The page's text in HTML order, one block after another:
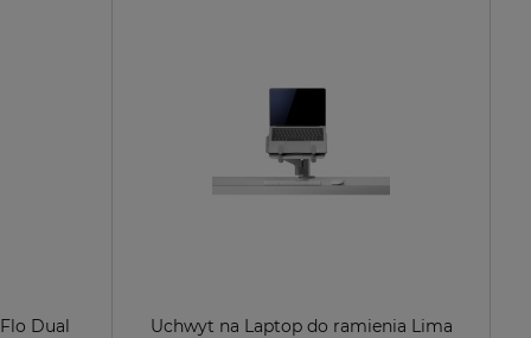
Dual Uchwyt na Laptop do ramienia Lima